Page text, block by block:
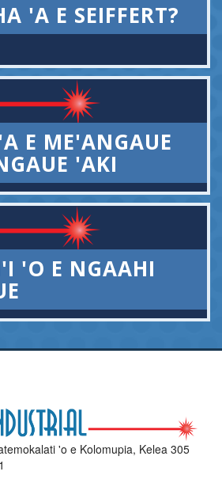
'A E SEIFFERT?
E ME'ANGAUE
'AKI
'O E NGAAHI
'o e Kolomupia, Kelea 305